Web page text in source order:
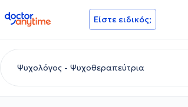
doctoranytime Είστε ειδικός;